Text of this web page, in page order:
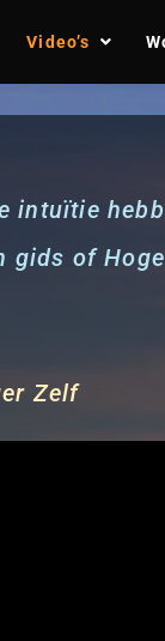
Video’s
intuïtie
gids of
Zelf